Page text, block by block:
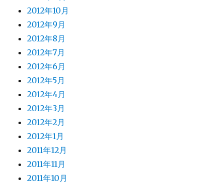
2012年10月
2012年9月
2012年8月
2012年7月
2012年6月
2012年5月
2012年4月
2012年3月
2012年2月
2012年1月
2011年12月
2011年11月
2011年10月